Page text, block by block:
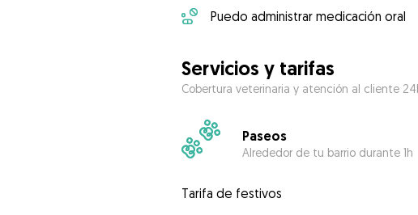
Puedo administrar medicación oral
Servicios y tarifas
Cobertura veterinaria y atención al cliente
Paseos
Alrededor de tu barrio durante 1h
Tarifa de festivos